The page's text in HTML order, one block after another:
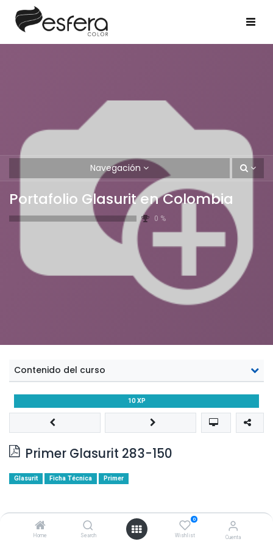
Home Search
0
Wishlist Cuenta
Navegación
Portafolio Glasurit en Colombia
0 %
Contenido del curso
Primer Glasurit 283-150
10 XP
Glasurit Ficha Técnica Primer